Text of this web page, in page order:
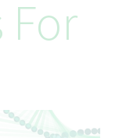
einfach
Portal
hast, melde
For